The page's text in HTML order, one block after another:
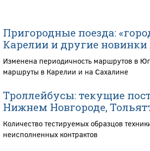
Пригородные поезда:
Карелии и другие новинки
Изменена периодичность маршрутов в
маршруты в Карелии и на Сахалине
Троллейбусы: текущие
Нижнем Новгороде,
Количество тестируемых образцов
неисполненных контрактов